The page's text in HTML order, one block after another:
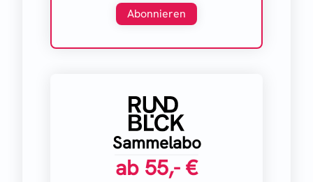
Abonnieren
Sammelabo
ab 55,- €